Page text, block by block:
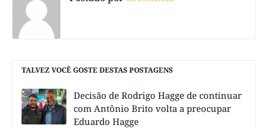
TALVEZ VOCÊ GOSTE DESTAS POSTAGENS
Decisão de Rodrigo Hagge de continuar
com Antônio Brito volta a preocupar
Eduardo Hagge